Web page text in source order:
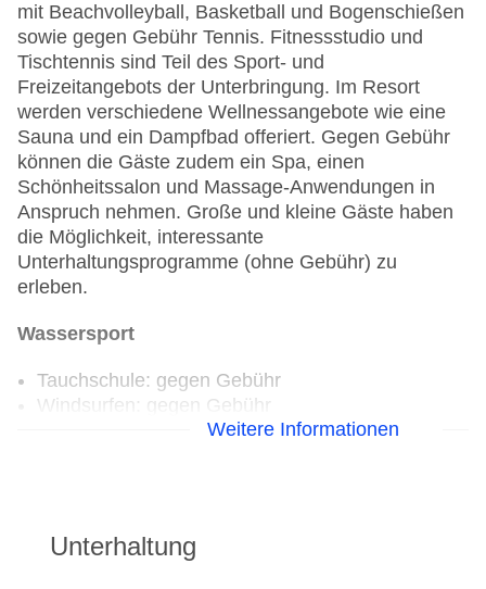
mit Beachvolleyball, Basketball und Bogenschießen
sowie gegen Gebühr Tennis. Fitnessstudio und
Tischtennis sind Teil des Sport- und
Freizeitangebots der Unterbringung. Im Resort
werden verschiedene Wellnessangebote wie eine
Sauna und ein Dampfbad offeriert. Gegen Gebühr
können die Gäste zudem ein Spa, einen
Schönheitssalon und Massage-Anwendungen in
Anspruch nehmen. Große und kleine Gäste haben
die Möglichkeit, interessante
Unterhaltungsprogramme (ohne Gebühr) zu
erleben.
Wassersport
Tauchschule: gegen Gebühr
Windsurfen: gegen Gebühr
Tennisplatz: gegen Gebühr
Weitere Informationen
Unterhaltung